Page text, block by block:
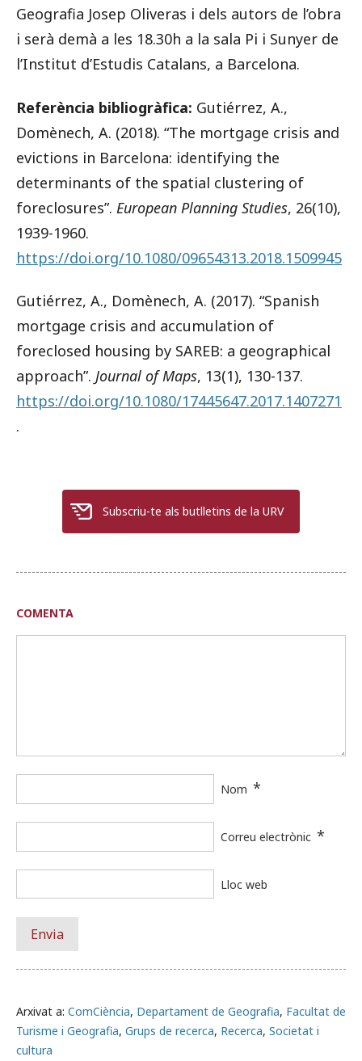
Geografia Josep Oliveras i dels autors de l’obra
i serà demà a les 18.30h a la sala Pi i Sunyer de
l’Institut d’Estudis Catalans, a Barcelona.
Referència bibliogràfica: Gutiérrez, A.,
Domènech, A. (2018). “The mortgage crisis and
evictions in Barcelona: identifying the
determinants of the spatial clustering of
foreclosures”. European Planning Studies, 26(10),
1939-1960.
https://doi.org/10.1080/09654313.2018.1509945
Gutiérrez, A., Domènech, A. (2017). “Spanish
mortgage crisis and accumulation of
foreclosed housing by SAREB: a geographical
approach”. Journal of Maps, 13(1), 130-137.
https://doi.org/10.1080/17445647.2017.1407271
.
Subscriu-te als butlletins de la URV
Arxivat a: ComCiència, Departament de Geografia, Facultat de
Turisme i Geografia, Grups de recerca, Recerca, Societat i
cultura
COMENTA
Nom *
Correu electrònic *
Lloc web